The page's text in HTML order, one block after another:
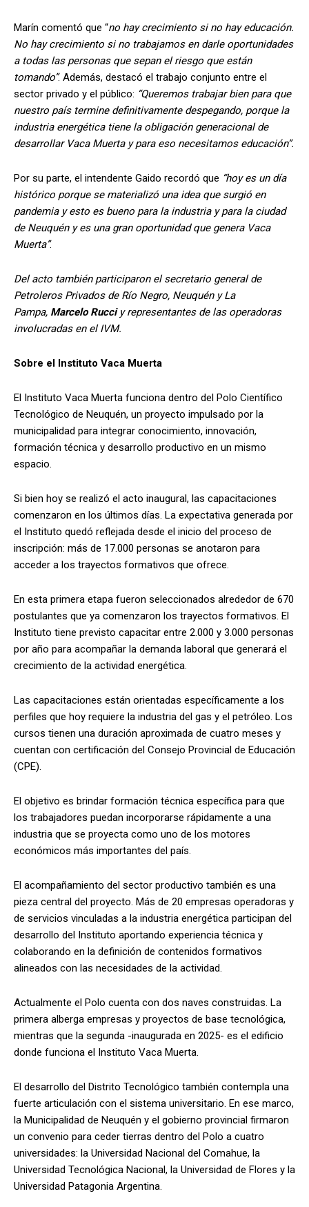
Marín comentó que “no hay crecimiento si no hay educación.
No hay crecimiento si no trabajamos en darle oportunidades
a todas las personas que sepan el riesgo que están
tomando”. Además, destacó el trabajo conjunto entre el
sector privado y el público: “Queremos trabajar bien para que
nuestro país termine definitivamente despegando, porque la
industria energética tiene la obligación generacional de
desarrollar Vaca Muerta y para eso necesitamos educación”.
Por su parte, el intendente Gaido recordó que “hoy es un día
histórico porque se materializó una idea que surgió en
pandemia y esto es bueno para la industria y para la ciudad
de Neuquén y es una gran oportunidad que genera Vaca
Muerta”.
Del acto también participaron el secretario general de
Petroleros Privados de Río Negro, Neuquén y La
Pampa, Marcelo Rucciy representantes de las operadoras
involucradas en el IVM.
Sobre el Instituto Vaca Muerta
El Instituto Vaca Muerta funciona dentro del Polo Científico
Tecnológico de Neuquén, un proyecto impulsado por la
municipalidad para integrar conocimiento, innovación,
formación técnica y desarrollo productivo en un mismo
espacio.
Si bien hoy se realizó el acto inaugural, las capacitaciones
comenzaron en los últimos días. La expectativa generada por
el Instituto quedó reflejada desde el inicio del proceso de
inscripción: más de 17.000 personas se anotaron para
acceder a los trayectos formativos que ofrece.
En esta primera etapa fueron seleccionados alrededor de 670
postulantes que ya comenzaron los trayectos formativos. El
Instituto tiene previsto capacitar entre 2.000 y 3.000 personas
por año para acompañar la demanda laboral que generará el
crecimiento de la actividad energética.
Las capacitaciones están orientadas específicamente a los
perfiles que hoy requiere la industria del gas y el petróleo. Los
cursos tienen una duración aproximada de cuatro meses y
cuentan con certificación del Consejo Provincial de Educación
(CPE).
El objetivo es brindar formación técnica específica para que
los trabajadores puedan incorporarse rápidamente a una
industria que se proyecta como uno de los motores
económicos más importantes del país.
El acompañamiento del sector productivo también es una
pieza central del proyecto. Más de 20 empresas operadoras y
de servicios vinculadas a la industria energética participan del
desarrollo del Instituto aportando experiencia técnica y
colaborando en la definición de contenidos formativos
alineados con las necesidades de la actividad.
Actualmente el Polo cuenta con dos naves construidas. La
primera alberga empresas y proyectos de base tecnológica,
mientras que la segunda -inaugurada en 2025- es el edificio
donde funciona el Instituto Vaca Muerta.
El desarrollo del Distrito Tecnológico también contempla una
fuerte articulación con el sistema universitario. En ese marco,
la Municipalidad de Neuquén y el gobierno provincial firmaron
un convenio para ceder tierras dentro del Polo a cuatro
universidades: la Universidad Nacional del Comahue, la
Universidad Tecnológica Nacional, la Universidad de Flores y la
Universidad Patagonia Argentina.